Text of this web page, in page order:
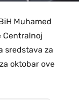
Muhamed
Centralnoj
sredstava za
oktobar ove